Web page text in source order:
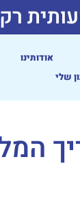
אודותינו
שלי